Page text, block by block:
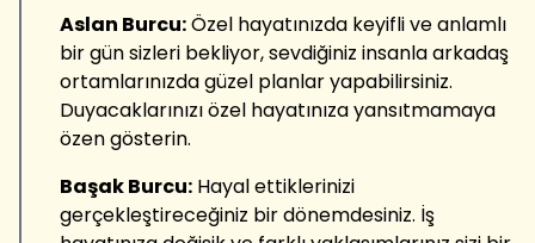
Aslan Burcu:Özel hayatınızda keyifli ve anlamlı
bir gün sizleri bekliyor, sevdiğiniz insanla arkadaş
ortamlarınızda güzel planlar yapabilirsiniz.
Duyacaklarınızı özel hayatınıza yansıtmamaya
özen gösterin.
Başak Burcu: Hayal ettiklerinizi
gerçekleştireceğiniz bir dönemdesiniz. İş